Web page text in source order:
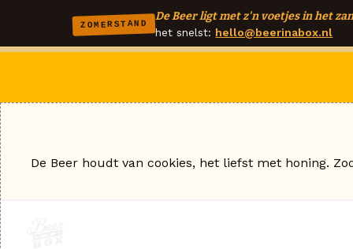
ZOMERSTAND
De Beer ligt met z'n voetjes in het
het snelst: hello@beerinabox.nl
De Beer houdt van cookies, het liefst met honing.